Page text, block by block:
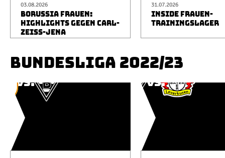
03.08.2026
BORUSSIA FRAUEN:
HIGHLIGHTS GEGEN CARL-
ZEISS-JENA
31.07.2026
INSIDE FRAUEN-
TRAININGSLAGER
BUNDESLIGA 2022/23